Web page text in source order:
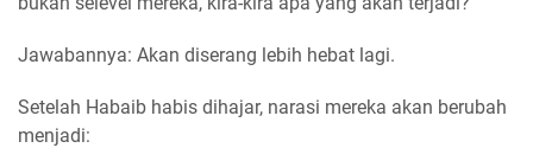
Jawabannya: Akan diserang lebih hebat lagi.
Setelah Habaib habis dihajar, narasi mereka akan berubah
menjadi: